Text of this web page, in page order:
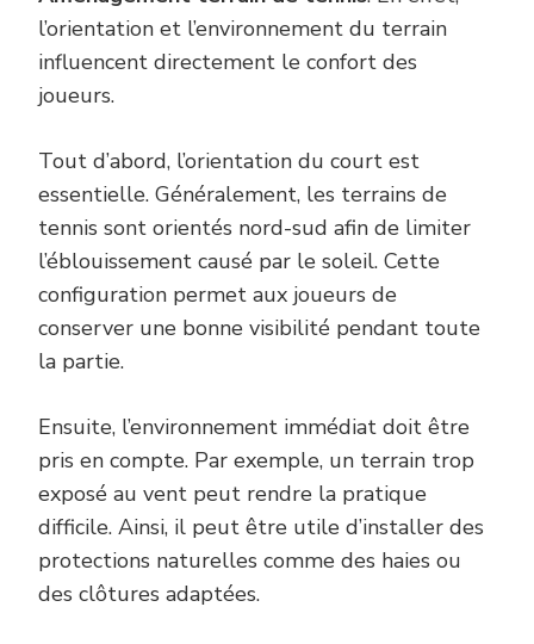
l’orientation et l’environnement du terrain
influencent directement le confort des
joueurs.
Tout d’abord, l’orientation du court est
essentielle. Généralement, les terrains de
tennis sont orientés nord-sud afin de limiter
l’éblouissement causé par le soleil. Cette
configuration permet aux joueurs de
conserver une bonne visibilité pendant toute
la partie.
Ensuite, l’environnement immédiat doit être
pris en compte. Par exemple, un terrain trop
exposé au vent peut rendre la pratique
difficile. Ainsi, il peut être utile d’installer des
protections naturelles comme des haies ou
des clôtures adaptées.